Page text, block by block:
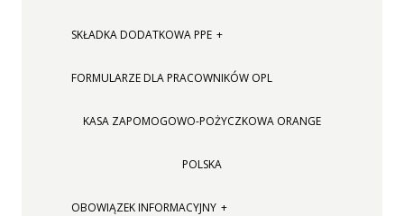
SKŁADKA DODATKOWA PPE
FORMULARZE DLA PRACOWNIKÓW OPL
KASA ZAPOMOGOWO-POŻYCZKOWA ORANGE
POLSKA
OBOWIĄZEK INFORMACYJNY